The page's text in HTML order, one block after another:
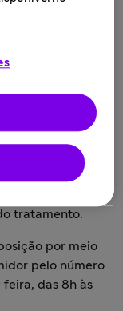
solução
pela Sanofi.
tratamento.
por meio
pelo número
das 8h às